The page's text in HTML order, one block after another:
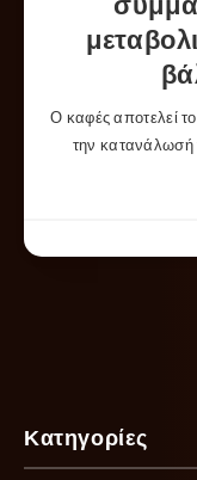
Ο καφές αποτελεί
την κατανάλωσή
Κατηγορίες